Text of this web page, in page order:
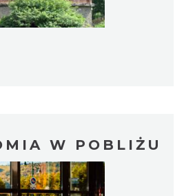
W POBLIŻU